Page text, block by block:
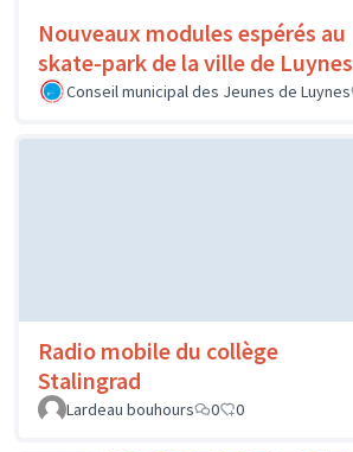
Nouveaux modules espérés au
skate-park de la ville de Luynes
Conseil municipal des Jeunes de Luynes
Radio mobile du collège
Stalingrad
Lardeau bouhours
0 0